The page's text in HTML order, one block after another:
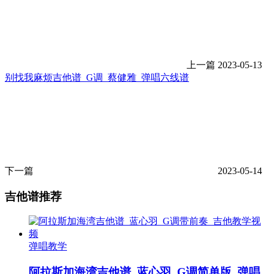
上一篇 2023-05-13
别找我麻烦吉他谱_G调_蔡健雅_弹唱六线谱
下一篇 2023-05-14
吉他谱推荐
弹唱教学